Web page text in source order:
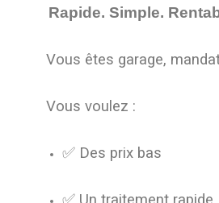
Rapide. Simple.
Vous êtes garage,
Vous voulez :
✅ Des prix bas